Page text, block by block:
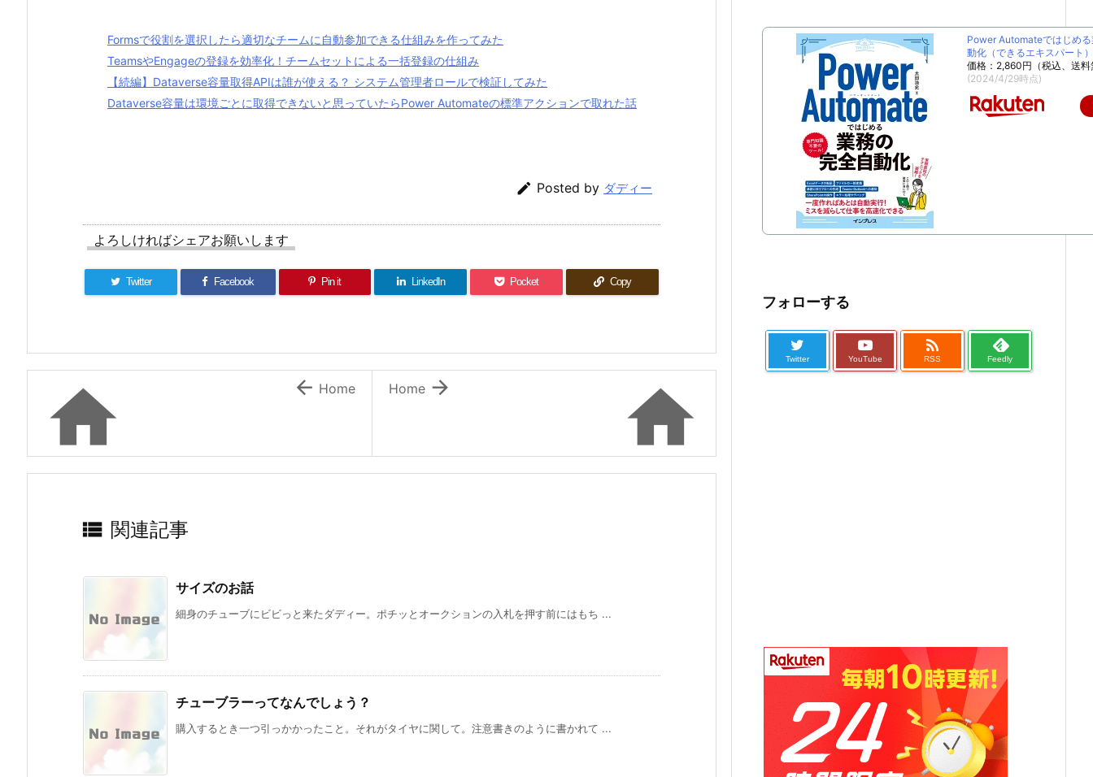
Formsで役割を選択したら適切なチームに自動参加できる仕組みを作ってみた
TeamsやEngageの登録を効率化！チームセットによる一括登録の仕組み
【続編】Dataverse容量取得APIは誰が使える？ システム管理者ロールで検証してみた
Dataverse容量は環境ごとに取得できないと思っていたらPower Automateの標準アクションで取れた話
 Posted by ダディー
よろしければシェアお願いします
Twitter Facebook Pin it LinkedIn Pocket Copy


Home
  Home
 関連記事
サイズのお話
細身のチューブにビビっと来たダディー。ポチッとオークションの入札を押す前にはもち ...
チューブラーってなんでしょう？
購入するとき一つ引っかかったこと。それがタイヤに関して。注意書きのように書かれて ...
Power Automateではじめ
動化（できるエキスパート
価格：2,860円（税込、送料
(2024/4/29時点)
フォローする
Twitter YouTube

RSS Feedly